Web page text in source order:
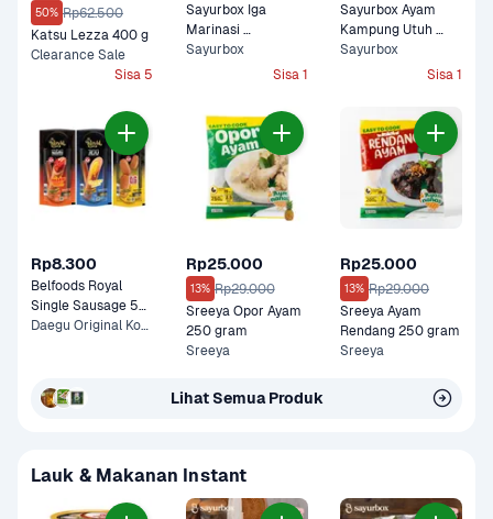
50% Rp62.500
Katsu Lezza 400 g
Clearance Sale
Sisa 5
Sayurbox Iga
Marinasi
Blackpepper 500
Sayurbox
Sisa 1
Sayurbox Ayam
Kampung Utuh
Bumbu Kuning 750
Sayurbox
Sisa 1
Rp8.300
Belfoods Royal
Single Sausage 55
gram
Daegu Original Korean, Nami Spicy Korean +1 Lainnya
Rp25.000
13% Rp29.000
Sreeya Opor Ayam
250 gram
Sreeya
Rp25.000
13% Rp29.000
Sreeya Ayam
Rendang 250 gram
Sreeya
Lihat Semua Produk
Lauk & Makanan Instant